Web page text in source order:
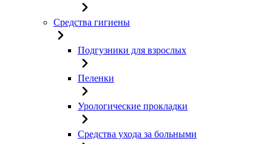
Средства гигиены
Подгузники для взрослых
Пеленки
Урологические прокладки
Средства ухода за больными